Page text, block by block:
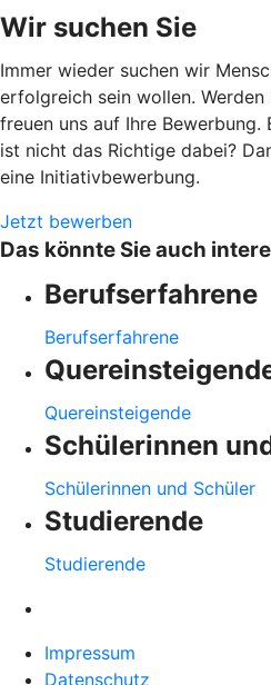
Wir suchen Sie
Immer wieder suchen wir
erfolgreich sein wollen. Werden
freuen uns auf Ihre
ist nicht das Richtige dabei?
eine Initiativbewerbung.
Jetzt bewerben
Das könnte Sie auch
Berufserfahrene
Berufserfahrene
Quereinsteigende
Schülerinnen
Schülerinnen und Schüler
Studierende
Studierende
Impressum
Datenschutz